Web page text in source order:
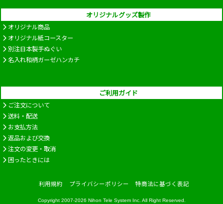
オリジナルグッズ製作
オリジナル商品
オリジナル紙コースター
別注日本製手ぬぐい
名入れ和柄ガーゼハンカチ
ご利用ガイド
ご注文について
送料・配送
お支払方法
返品および交換
注文の変更・取消
困ったときには
利用規約 プライバシーポリシー 特商法に基づく表記
Copyright 2007-2026 Nihon Tele System Inc. All Right Reserved.